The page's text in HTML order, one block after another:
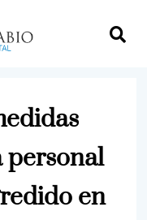
personal
en